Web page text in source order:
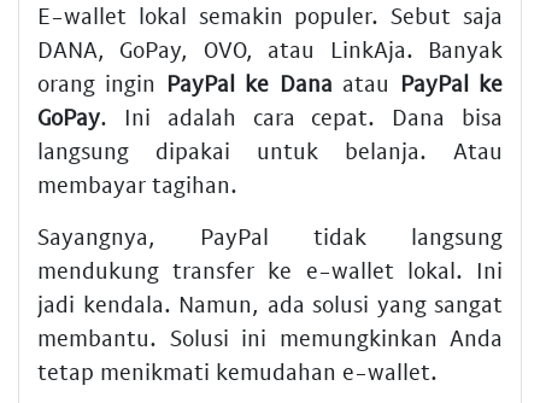
E-wallet lokal semakin populer. Sebut saja
DANA, GoPay, OVO, atau LinkAja. Banyak
orang ingin PayPal ke Dana atau PayPal ke
GoPay. Ini adalah cara cepat. Dana bisa
langsung dipakai untuk belanja. Atau
membayar tagihan.
Sayangnya, PayPal tidak langsung
mendukung transfer ke e-wallet lokal. Ini
jadi kendala. Namun, ada solusi yang sangat
membantu. Solusi ini memungkinkan Anda
tetap menikmati kemudahan e-wallet.